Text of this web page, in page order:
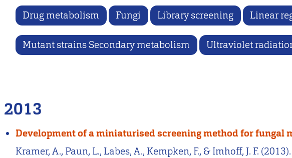
Drug metabolism Fungi Library screening Linear
Mutant strains Secondary metabolism Ultraviolet
2013
Development of a miniaturised screening method for
Kramer, A., Paun, L., Labes, A., Kempken, F., & Imhoff, J. F.